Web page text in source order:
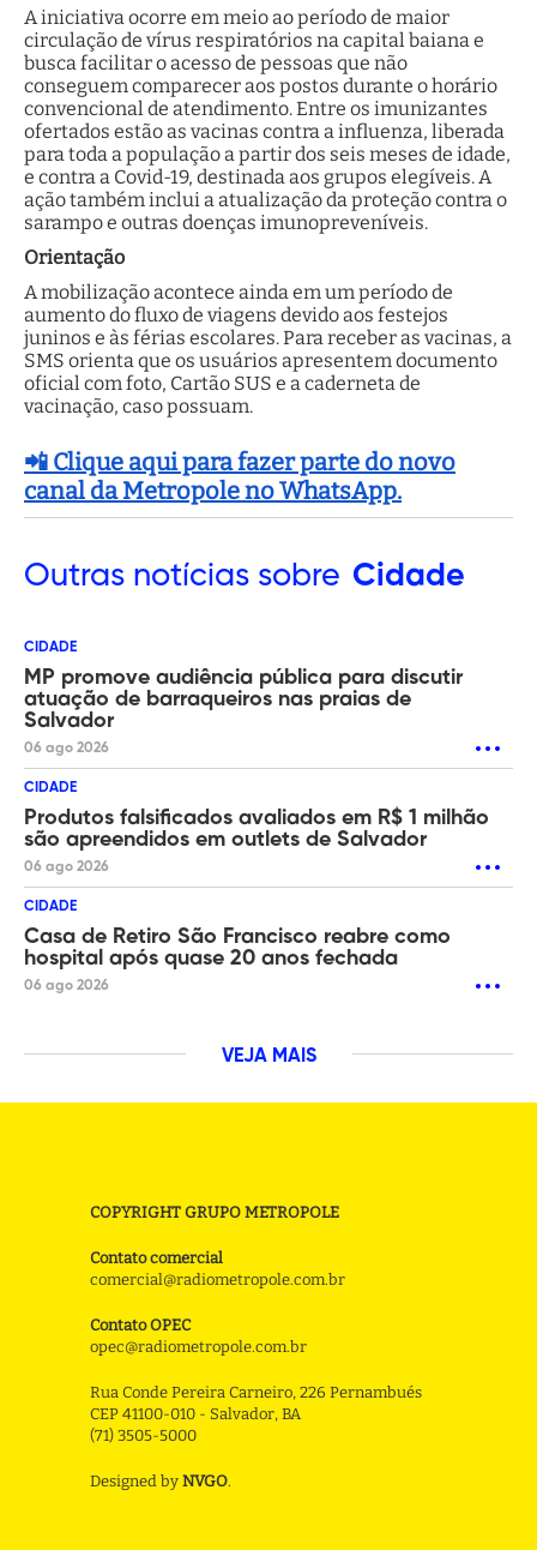
A iniciativa ocorre em meio ao período de maior
circulação de vírus respiratórios na capital baiana e
busca facilitar o acesso de pessoas que não
conseguem comparecer aos postos durante o horário
convencional de atendimento. Entre os imunizantes
ofertados estão as vacinas contra a influenza, liberada
para toda a população a partir dos seis meses de idade,
e contra a Covid-19, destinada aos grupos elegíveis. A
ação também inclui a atualização da proteção contra o
sarampo e outras doenças imunopreveníveis.
Orientação
A mobilização acontece ainda em um período de
aumento do fluxo de viagens devido aos festejos
juninos e às férias escolares. Para receber as vacinas, a
SMS orienta que os usuários apresentem documento
oficial com foto, Cartão SUS e a caderneta de
vacinação, caso possuam.
📲 Clique aqui para fazer parte do novo
canal da Metropole no WhatsApp.
Outras notícias sobre Cidade
CIDADE
MP promove audiência pública para discutir
atuação de barraqueiros nas praias de
Salvador
06 ago 2026
CIDADE
Produtos falsificados avaliados em R$ 1 milhão
são apreendidos em outlets de Salvador
06 ago 2026
CIDADE
Casa de Retiro São Francisco reabre como
hospital após quase 20 anos fechada
06 ago 2026
VEJA MAIS
COPYRIGHT GRUPO METROPOLE
Contato comercial
comercial@radiometropole.com.br
Contato OPEC
opec@radiometropole.com.br
Rua Conde Pereira Carneiro, 226 Pernambués
CEP 41100-010 - Salvador, BA
(71) 3505-5000
Designed by NVGO.